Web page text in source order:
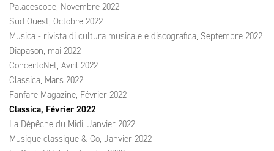
Palacescope, Novembre 2022
Sud Ouest, Octobre 2022
Musica - rivista di cultura musicale e discografica, Septembre 2022
Diapason, mai 2022
ConcertoNet, Avril 2022
Classica, Mars 2022
Fanfare Magazine, Février 2022
Classica, Février 2022
La Dépêche du Midi, Janvier 2022
Musique classique & Co, Janvier 2022